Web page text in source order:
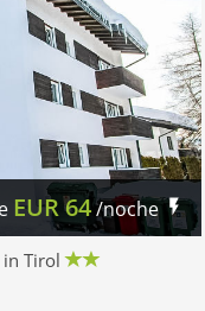
EUR64/noche
Tirol